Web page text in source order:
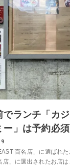
でランチ「カ
ー」は予約必須
百名店」に選ばれ
店」に選出されたお店